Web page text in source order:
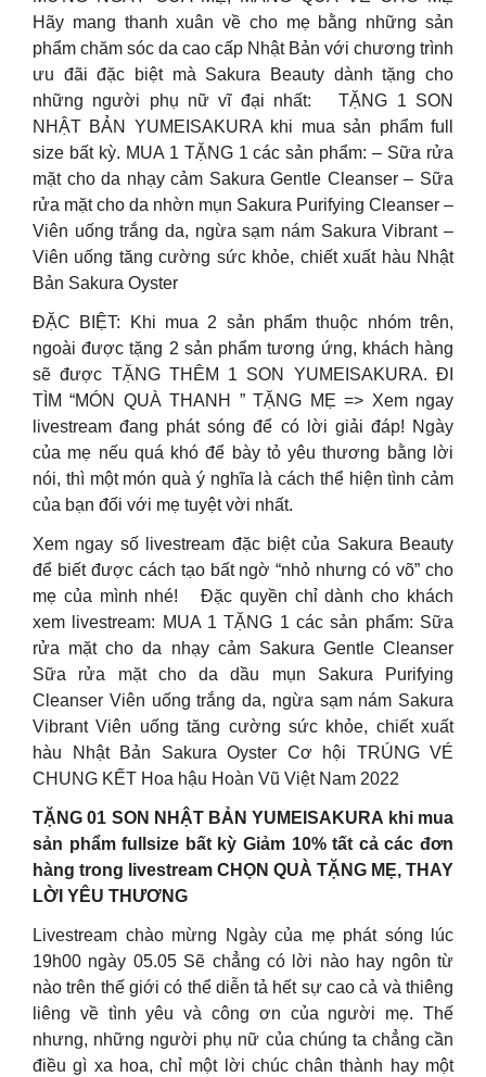
Hãy mang thanh xuân về cho mẹ bằng những sản
phẩm chăm sóc da cao cấp Nhật Bản với chương trình
ưu đãi đặc biệt mà Sakura Beauty dành tặng cho
những người phụ nữ vĩ đại nhất: TẶNG 1 SON
NHẬT BẢN YUMEISAKURA khi mua sản phẩm full
size bất kỳ. MUA 1 TẶNG 1 các sản phẩm: – Sữa rửa
mặt cho da nhạy cảm Sakura Gentle Cleanser – Sữa
rửa mặt cho da nhờn mụn Sakura Purifying Cleanser –
Viên uống trắng da, ngừa sạm nám Sakura Vibrant –
Viên uống tăng cường sức khỏe, chiết xuất hàu Nhật
Bản Sakura Oyster
ĐẶC BIỆT: Khi mua 2 sản phẩm thuộc nhóm trên,
ngoài được tặng 2 sản phẩm tương ứng, khách hàng
sẽ được TẶNG THÊM 1 SON YUMEISAKURA. ĐI
TÌM “MÓN QUÀ THANH ” TẶNG MẸ => Xem ngay
livestream đang phát sóng để có lời giải đáp! Ngày
của mẹ nếu quá khó để bày tỏ yêu thương bằng lời
nói, thì một món quà ý nghĩa là cách thể hiện tình cảm
của bạn đối với mẹ tuyệt vời nhất.
Xem ngay số livestream đặc biệt của Sakura Beauty
để biết được cách tạo bất ngờ “nhỏ nhưng có võ” cho
mẹ của mình nhé! Đặc quyền chỉ dành cho khách
xem livestream: MUA 1 TẶNG 1 các sản phẩm: Sữa
rửa mặt cho da nhạy cảm Sakura Gentle Cleanser
Sữa rửa mặt cho da dầu mụn Sakura Purifying
Cleanser Viên uống trắng da, ngừa sạm nám Sakura
Vibrant Viên uống tăng cường sức khỏe, chiết xuất
hàu Nhật Bản Sakura Oyster Cơ hội TRÚNG VÉ
CHUNG KẾT Hoa hậu Hoàn Vũ Việt Nam 2022
TẶNG 01 SON NHẬT BẢN YUMEISAKURA khi mua
sản phẩm fullsize bất kỳ Giảm 10% tất cả các đơn
hàng trong livestream CHỌN QUÀ TẶNG MẸ, THAY
LỜI YÊU THƯƠNG
Livestream chào mừng Ngày của mẹ phát sóng lúc
19h00 ngày 05.05 Sẽ chẳng có lời nào hay ngôn từ
nào trên thế giới có thể diễn tả hết sự cao cả và thiêng
liêng về tình yêu và công ơn của người mẹ. Thế
nhưng, những người phụ nữ của chúng ta chẳng cần
điều gì xa hoa, chỉ một lời chúc chân thành hay một